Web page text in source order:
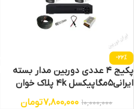
-22%
پکیج 4 عددی دوربین مدار بسته
ایرانی5مگاپیکسل 4k پلاک خوان
10,000,000
7,800,000تومان